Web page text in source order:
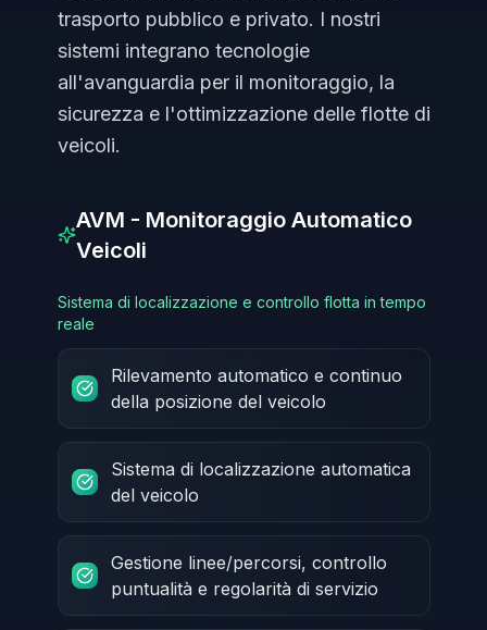
trasporto pubblico e privato. I nostri
sistemi integrano tecnologie
all'avanguardia per il monitoraggio, la
sicurezza e l'ottimizzazione delle flotte di
veicoli.
AVM - Monitoraggio Automatico
Veicoli
Sistema di localizzazione e controllo flotta in tempo
reale
Rilevamento automatico e continuo
della posizione del veicolo
Sistema di localizzazione automatica
del veicolo
Gestione linee/percorsi, controllo
puntualità e regolarità di servizio